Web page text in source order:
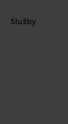
Služby